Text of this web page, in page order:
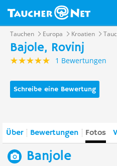
Tauchen Europa Kroatien
Bajole, Rovinj
1 Bewertungen
Schreibe eine Bewertung
Über Bewertungen Fotos
Banjole